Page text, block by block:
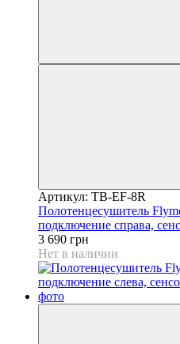
Артикул: TB-EF-8R
Полотенцесушитель
подключение справа,
3 690 грн
Нет в наличии